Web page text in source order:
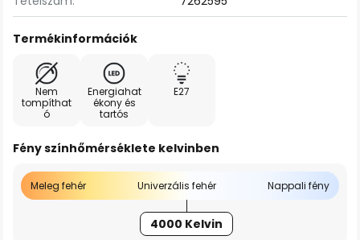
Termékinformációk
Nem
tompíthat
ó
Energiahat
ékony és
tartós
E27
Fény színhőmérséklete kelvinben
Meleg fehér Univerzális fehér Nappali fény
4000 Kelvin